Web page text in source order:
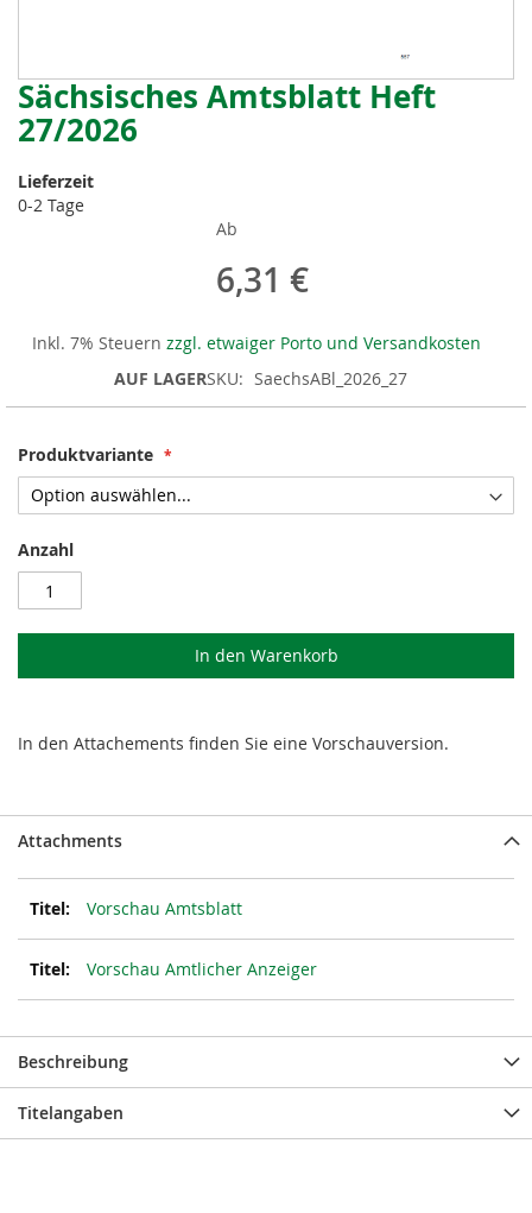
Sächsisches Amtsblatt Heft
27/2026
Lieferzeit
0-2 Tage
Ab
6,31 €
Inkl. 7% Steuern zzgl. etwaiger Porto und Versandkosten
AUF LAGERSKU SaechsABl_2026_27
Produktvariante
Anzahl
In den Warenkorb
In den Attachements finden Sie eine Vorschauversion.
Zum
Anfang
der
springen
Attachments
Vorschau Amtsblatt
Vorschau Amtlicher Anzeiger
Beschreibung
Titelangaben